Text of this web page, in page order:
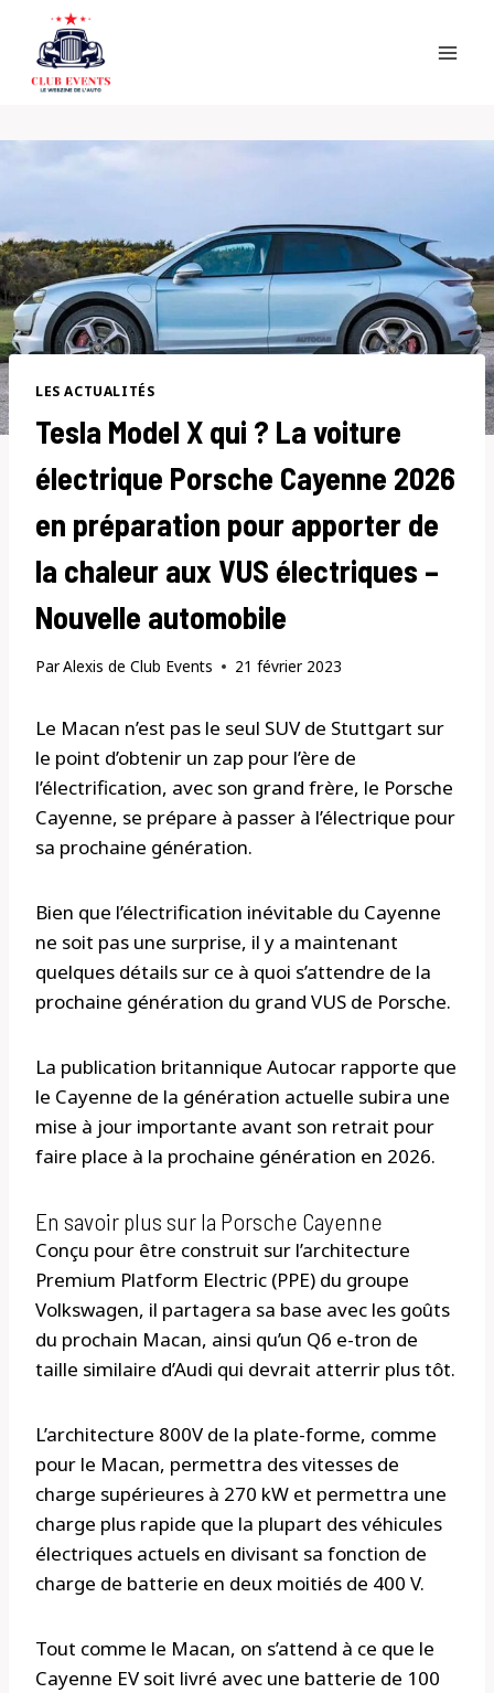
content
LES ACTUALITÉS
Tesla Model X qui ? La voiture
électrique Porsche Cayenne 2026
en préparation pour apporter de
la chaleur aux VUS électriques –
Nouvelle automobile
ParAlexis de Club Events 21 février 2023
Le Macan n’est pas le seul SUV de Stuttgart sur
le point d’obtenir un zap pour l’ère de
l’électrification, avec son grand frère, le Porsche
Cayenne, se prépare à passer à l’électrique pour
sa prochaine génération.
Bien que l’électrification inévitable du Cayenne
ne soit pas une surprise, il y a maintenant
quelques détails sur ce à quoi s’attendre de la
prochaine génération du grand VUS de Porsche.
La publication britannique Autocar rapporte que
le Cayenne de la génération actuelle subira une
mise à jour importante avant son retrait pour
faire place à la prochaine génération en 2026.
En savoir plus sur la Porsche Cayenne
Conçu pour être construit sur l’architecture
Premium Platform Electric (PPE) du groupe
Volkswagen, il partagera sa base avec les goûts
du prochain Macan, ainsi qu’un Q6 e-tron de
taille similaire d’Audi qui devrait atterrir plus tôt.
L’architecture 800V de la plate-forme, comme
pour le Macan, permettra des vitesses de
charge supérieures à 270 kW et permettra une
charge plus rapide que la plupart des véhicules
électriques actuels en divisant sa fonction de
charge de batterie en deux moitiés de 400 V.
Tout comme le Macan, on s’attend à ce que le
Cayenne EV soit livré avec une batterie de 100